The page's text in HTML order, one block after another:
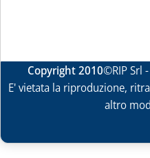
Copyright 2010©RIP Srl -
E' vietata la riproduzione,
altro